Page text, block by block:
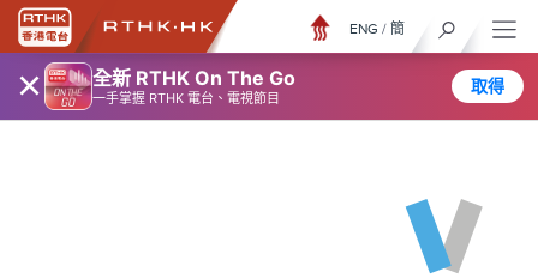
× 全新 RTHK On The Go
一手掌握 RTHK 電台、電視節目
取得
ENG / 簡